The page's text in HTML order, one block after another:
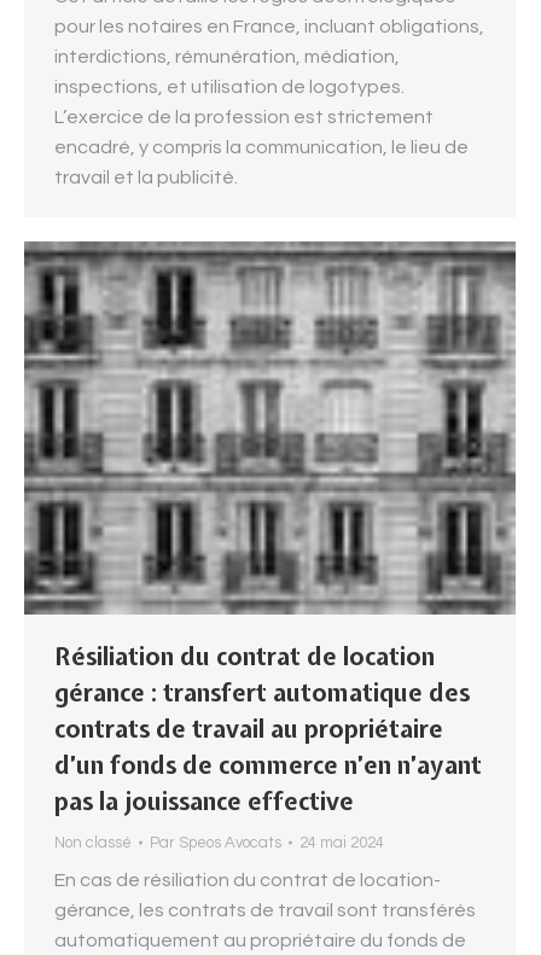
pour les notaires en France, incluant obligations,
interdictions, rémunération, médiation,
inspections, et utilisation de logotypes.
L’exercice de la profession est strictement
encadré, y compris la communication, le lieu de
travail et la publicité.
Résiliation du contrat de location
gérance : transfert automatique des
contrats de travail au propriétaire
d’un fonds de commerce n’en n’ayant
pas la jouissance effective
Non classé Par Speos Avocats 24 mai 2024
En cas de résiliation du contrat de location-
gérance, les contrats de travail sont transférés
automatiquement au propriétaire du fonds de